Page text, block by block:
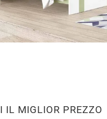
IL MIGLIOR PREZZO